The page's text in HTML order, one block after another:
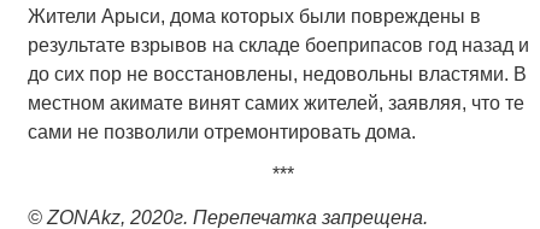
Жители Арыси, дома которых были повреждены в
результате взрывов на складе боеприпасов год назад и
до сих пор не восстановлены, недовольны властями. В
местном акимате винят самих жителей, заявляя, что те
сами не позволили отремонтировать дома.
***
© ZONAkz, 2020г. Перепечатка запрещена.